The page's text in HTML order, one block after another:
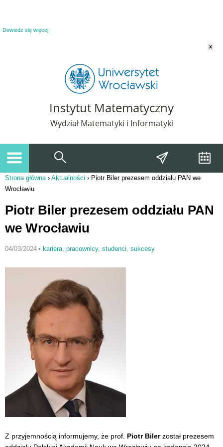
Dowiedz się więcej
x
Instytut Matematyczny
Wydział Matematyki i Informatyki
Jesteś tutaj
Strona główna› Aktualności › Piotr Biler prezesem oddziału PAN we
Wrocławiu
Piotr Biler prezesem oddziału PAN
we Wrocławiu
04/03/2024 • kariera, pracownicy, studenci, sukcesy
Z przyjemnością informujemy, że prof. Piotr Bilerzostał prezesem